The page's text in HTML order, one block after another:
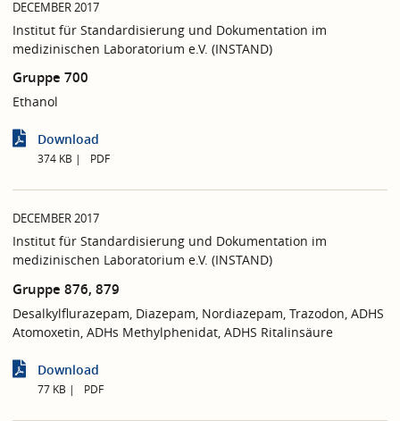
DECEMBER 2017
Institut für Standardisierung und Dokumentation im
medizinischen Laboratorium e.V. (INSTAND)
Gruppe 700
Ethanol
Download
374 KB PDF
DECEMBER 2017
Institut für Standardisierung und Dokumentation im
medizinischen Laboratorium e.V. (INSTAND)
Gruppe 876, 879
Desalkylflurazepam, Diazepam, Nordiazepam, Trazodon, ADHS
Atomoxetin, ADHs Methylphenidat, ADHS Ritalinsäure
Download
77 KB PDF